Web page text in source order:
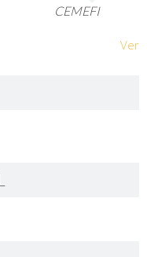
CEMEFI
Ver